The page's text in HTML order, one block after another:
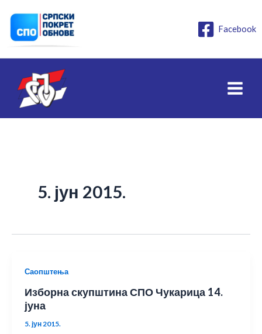
садржај
Facebook
5. јун 2015.
Саопштења
Изборна скупштина СПО Чукарица 14.
јуна
5. јун 2015.